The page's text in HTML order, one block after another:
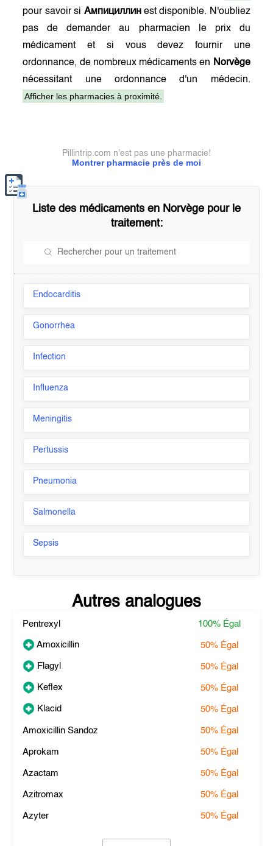
pour savoir si Ампициллинest disponible. N'oubliez
pas de demander au pharmacien le prix du
médicament et si vous devez fournir une
ordonnance, de nombreux médicaments en Norvège
nécessitant une ordonnance d'un médecin.
Afficher les pharmacies à proximité.
Montrer pharmacie près de moi
Pillintrip.com n'est pas une pharmacie!
Liste des médicaments en Norvège pour le
traitement:
Endocarditis
Gonorrhea
Infection
Influenza
Meningitis
Pertussis
Pneumonia
Salmonella
Sepsis
Autres analogues
Pentrexyl 100% Égal
Amoxicillin 50% Égal
Flagyl 50% Égal
Keflex 50% Égal
Klacid 50% Égal
Amoxicillin Sandoz 50% Égal
Aprokam 50% Égal
Azactam 50% Égal
Azitromax 50% Égal
Azyter 50% Égal